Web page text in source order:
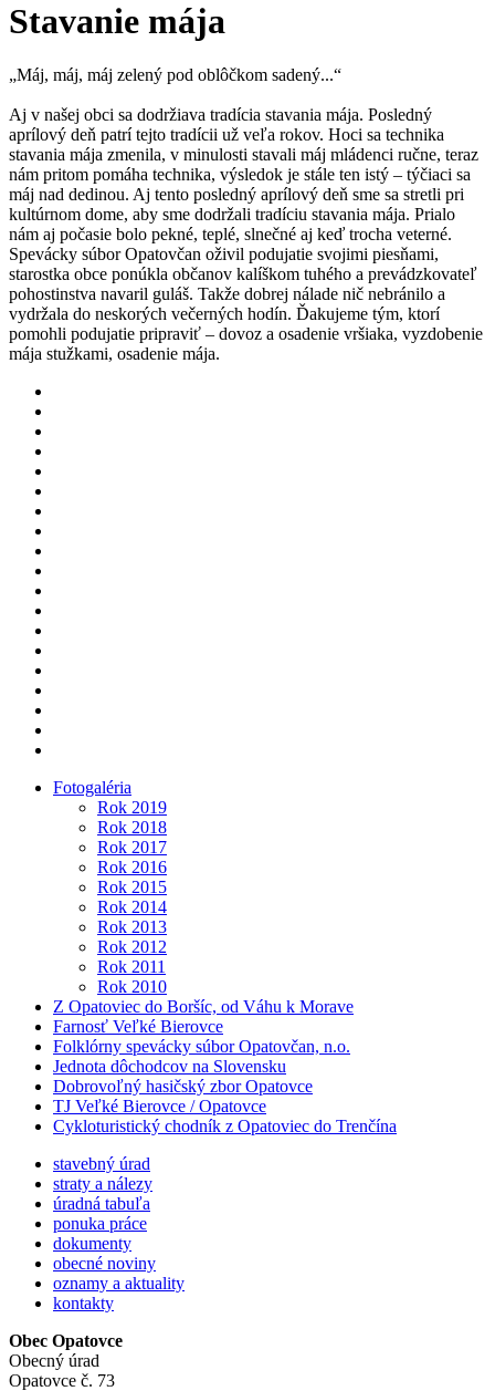
Stavanie mája
„Máj, máj, máj zelený pod oblôčkom sadený...“
Aj v našej obci sa dodržiava tradícia stavania mája. Posledný
aprílový deň patrí tejto tradícii už veľa rokov. Hoci sa technika
stavania mája zmenila, v minulosti stavali máj mládenci ručne, teraz
nám pritom pomáha technika, výsledok je stále ten istý – týčiaci sa
máj nad dedinou. Aj tento posledný aprílový deň sme sa stretli pri
kultúrnom dome, aby sme dodržali tradíciu stavania mája. Prialo
nám aj počasie bolo pekné, teplé, slnečné aj keď trocha veterné.
Spevácky súbor Opatovčan oživil podujatie svojimi piesňami,
starostka obce ponúkla občanov kalíškom tuhého a prevádzkovateľ
pohostinstva navaril guláš. Takže dobrej nálade nič nebránilo a
vydržala do neskorých večerných hodín. Ďakujeme tým, ktorí
pomohli podujatie pripraviť – dovoz a osadenie vršiaka, vyzdobenie
mája stužkami, osadenie mája.
Fotogaléria
Rok 2019
Rok 2018
Rok 2017
Rok 2016
Rok 2015
Rok 2014
Rok 2013
Rok 2012
Rok 2011
Rok 2010
Z Opatoviec do Boršíc, od Váhu k Morave
Farnosť Veľké Bierovce
Folklórny spevácky súbor Opatovčan, n.o.
Jednota dôchodcov na Slovensku
Dobrovoľný hasičský zbor Opatovce
TJ Veľké Bierovce / Opatovce
Cykloturistický chodník z Opatoviec do Trenčína
stavebný úrad
straty a nálezy
úradná tabuľa
ponuka práce
dokumenty
obecné noviny
oznamy a aktuality
kontakty
Obec Opatovce
Obecný úrad
Opatovce č. 73